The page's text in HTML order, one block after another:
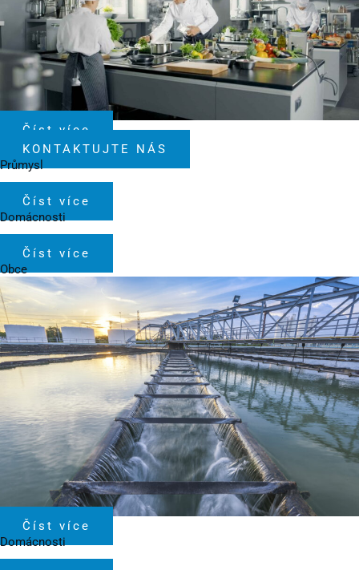
Číst více
KONTAKTUJTE NÁS
Průmysl
Číst více
Domácnosti
Číst více
Obce
Číst více
Domácnosti